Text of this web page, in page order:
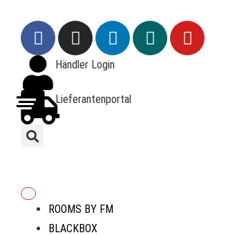
Händler Login
Lieferantenportal
ROOMS BY FM
BLACKBOX